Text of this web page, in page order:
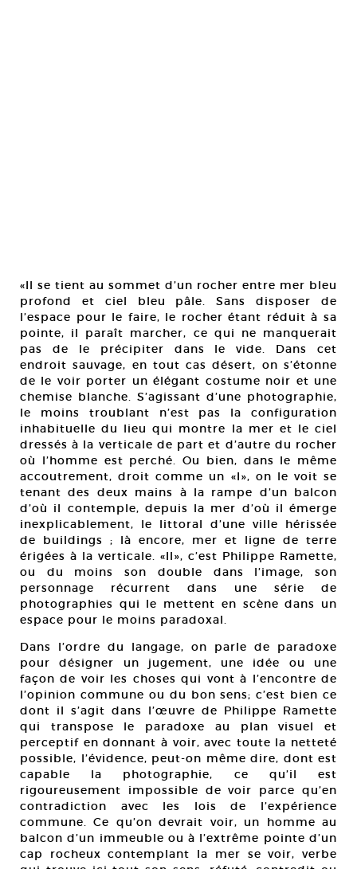
«Il se tient au sommet d’un rocher entre mer bleu
profond et ciel bleu pâle. Sans disposer de
l’espace pour le faire, le rocher étant réduit à sa
pointe, il paraît marcher, ce qui ne manquerait
pas de le précipiter dans le vide. Dans cet
endroit sauvage, en tout cas désert, on s’étonne
de le voir porter un élégant costume noir et une
chemise blanche. S’agissant d’une photographie,
le moins troublant n’est pas la configuration
inhabituelle du lieu qui montre la mer et le ciel
dressés à la verticale de part et d’autre du rocher
où l’homme est perché. Ou bien, dans le même
accoutrement, droit comme un «I», on le voit se
tenant des deux mains à la rampe d’un balcon
d’où il contemple, depuis la mer d’où il émerge
inexplicablement, le littoral d’une ville hérissée
de buildings ; là encore, mer et ligne de terre
érigées à la verticale. «Il», c’est Philippe Ramette,
ou du moins son double dans l’image, son
personnage récurrent dans une série de
photographies qui le mettent en scène dans un
espace pour le moins paradoxal.
Dans l’ordre du langage, on parle de paradoxe
pour désigner un jugement, une idée ou une
façon de voir les choses qui vont à l’encontre de
l’opinion commune ou du bon sens; c’est bien ce
dont il s’agit dans l’œuvre de Philippe Ramette
qui transpose le paradoxe au plan visuel et
perceptif en donnant à voir, avec toute la netteté
possible, l’évidence, peut-on même dire, dont est
capable la photographie, ce qu’il est
rigoureusement impossible de voir parce qu’en
contradiction avec les lois de l’expérience
commune. Ce qu’on devrait voir, un homme au
balcon d’un immeuble ou à l’extrême pointe d’un
cap rocheux contemplant la mer se voir, verbe